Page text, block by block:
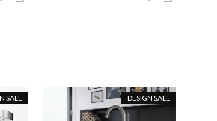
SALE DESIGN SALE